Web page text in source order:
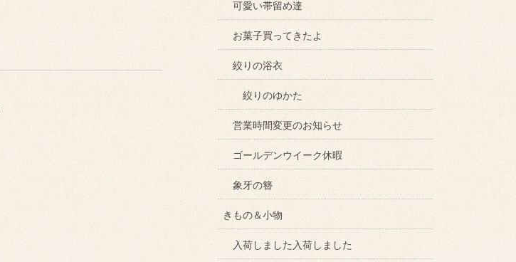
可愛い帯留め達
お菓子買ってきたよ
絞りの浴衣
絞りのゆかた
営業時間変更のお知らせ
ゴールデンウイーク休暇
象牙の簪
きもの＆小物
入荷しました入荷しました